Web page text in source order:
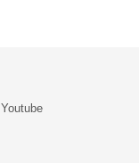
Youtube